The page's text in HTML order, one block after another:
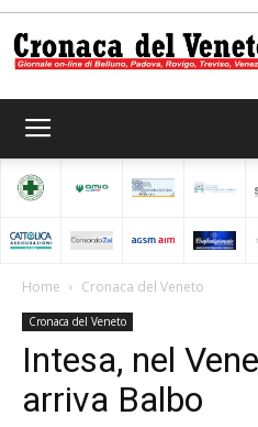
Home Cronaca del Veneto
Cronaca del Veneto
Intesa, nel
arriva Balbo